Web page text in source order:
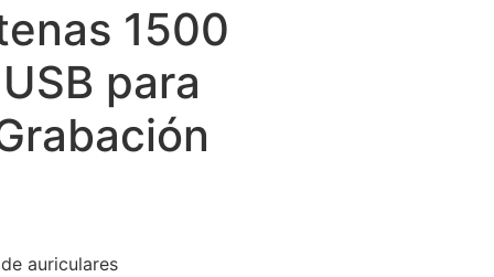
1500
para
auriculares